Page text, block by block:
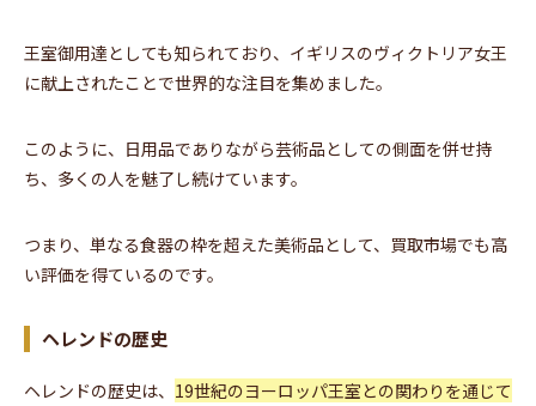
王室御用達としても知られており、イギリスのヴィクトリア女王
に献上されたことで世界的な注目を集めました。
このように、日用品でありながら芸術品としての側面を併せ持
ち、多くの人を魅了し続けています。
つまり、単なる食器の枠を超えた美術品として、買取市場でも高
い評価を得ているのです。
ヘレンドの歴史
ヘレンドの歴史は、 19世紀のヨーロッパ王室との関わりを通じて